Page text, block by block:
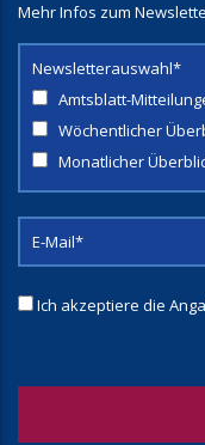
Mehr Infos zum
Newsletterauswahl*
Amtsblatt-
Wöchentlicher
Monatlicher
Ich akzeptiere die